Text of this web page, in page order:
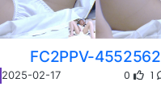
FC2PPV-4552562
2025-02-17 0 1